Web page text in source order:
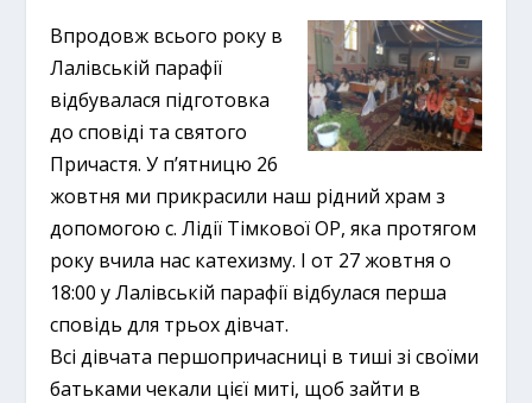
Впродовж всього року в
Лалівській парафії
відбувалася підготовка
до сповіді та святого
Причастя. У п’ятницю 26
жовтня ми прикрасили наш рідний храм з
допомогою с. Лідії Тімкової ОР, яка протягом
року вчила нас катехизму. І от 27 жовтня о
18:00 у Лалівській парафії відбулася перша
сповідь для трьох дівчат.
Всі дівчата першопричасниці в тиші зі своїми
батьками чекали цієї миті, щоб зайти в